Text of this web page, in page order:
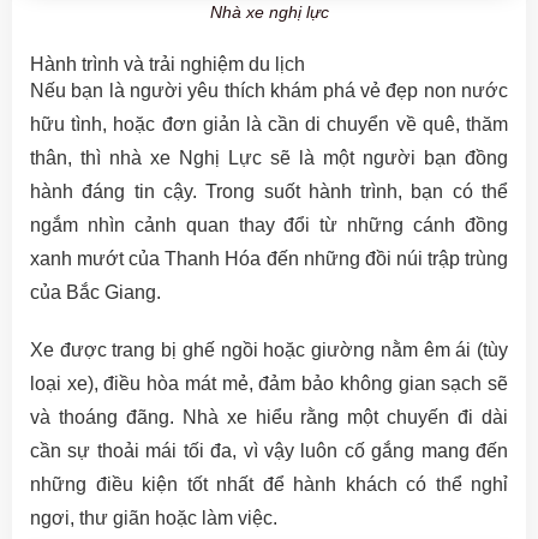
Nhà xe nghị lực
Hành trình và trải nghiệm du lịch
Nếu bạn là người yêu thích khám phá vẻ đẹp non nước
hữu tình, hoặc đơn giản là cần di chuyển về quê, thăm
thân, thì nhà xe Nghị Lực sẽ là một người bạn đồng
hành đáng tin cậy. Trong suốt hành trình, bạn có thể
ngắm nhìn cảnh quan thay đổi từ những cánh đồng
xanh mướt của Thanh Hóa đến những đồi núi trập trùng
của Bắc Giang.
Xe được trang bị ghế ngồi hoặc giường nằm êm ái (tùy
loại xe), điều hòa mát mẻ, đảm bảo không gian sạch sẽ
và thoáng đãng. Nhà xe hiểu rằng một chuyến đi dài
cần sự thoải mái tối đa, vì vậy luôn cố gắng mang đến
những điều kiện tốt nhất để hành khách có thể nghỉ
ngơi, thư giãn hoặc làm việc.